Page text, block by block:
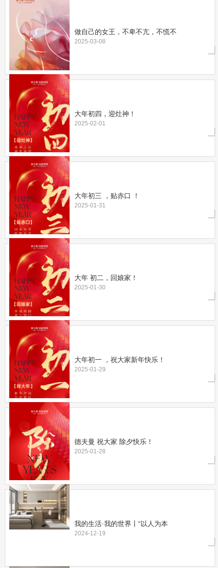
做自己的女王，不卑不亢，不慌不
2025-03-08
大年初四，迎灶神！
2025-02-01
大年初三 ，贴赤口 ！
2025-01-31
大年 初二，回娘家！
2025-01-30
大年初一 ，祝大家新年快乐！
2025-01-29
德夫曼 祝大家 除夕快乐！
2025-01-28
我的生活·我的世界丨“以人为本
2024-12-19